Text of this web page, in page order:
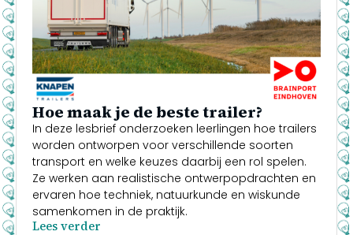
Hoe maak je de beste trailer?
In deze lesbrief onderzoeken leerlingen hoe trailers
worden ontworpen voor verschillende soorten
transport en welke keuzes daarbij een rol spelen.
Ze werken aan realistische ontwerpopdrachten en
ervaren hoe techniek, natuurkunde en wiskunde
samenkomen in de praktijk.
Lees verder